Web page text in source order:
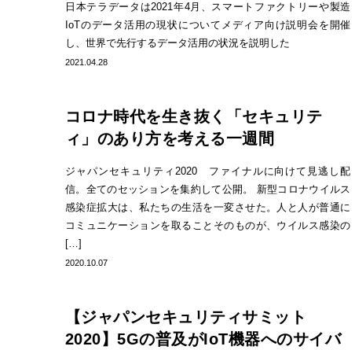
日本テラデータは2021年4月、スマートファクトリーや製造
IoTのデータ活用の現状についてメディア向け説明会を開催
し、世界で先行するデータ活用の状況を説明した
2021.04.28
コロナ時代を生き抜く「セキュリテ
ィ」のあり方を考える一週間
ジャパンセキュリティ2020 ファイナルに向けて見逃し配
信。全てのセッションを集約して公開。 新型コロナウイルス
感染症拡大は、私たちの生活を一変させた。人と人が普通に
コミュニケーションを取ることそのものが、ウイルス感染の
[…]
2020.10.07
【ジャパンセキュリティサミット
2020】5Gの普及がIoT機器へのサイバ